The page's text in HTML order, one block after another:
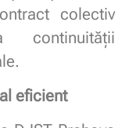
colectiv
continuității
eficient